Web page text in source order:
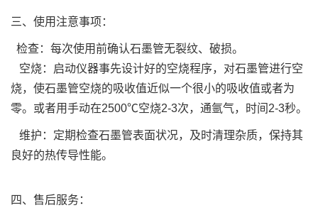
三、使用注意事项：
检查：每次使用前确认石墨管无裂纹、破损。
空烧：启动仪器事先设计好的空烧程序，对石墨管进行空
烧，使石墨管空烧的吸收值近似一个很小的吸收值或者为
零。或者用手动在2500℃空烧2-3次，通氩气，时间2-3秒。
维护：定期检查石墨管表面状况，及时清理杂质，保持其
良好的热传导性能。
四、售后服务：